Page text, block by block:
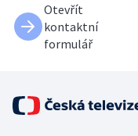
Otevřít
kontaktní
formulář